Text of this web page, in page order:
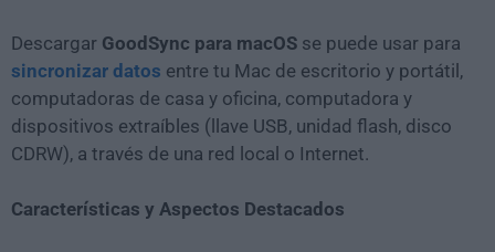
Descargar GoodSync para macOS se puede usar para
sincronizar datos entre tu Mac de escritorio y portátil,
computadoras de casa y oficina, computadora y
dispositivos extraíbles (llave USB, unidad flash, disco
CDRW), a través de una red local o Internet.
Características y Aspectos Destacados